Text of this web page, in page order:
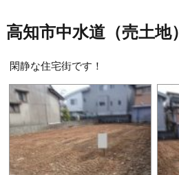
高知市中水道（売土地）
閑静な住宅街です！